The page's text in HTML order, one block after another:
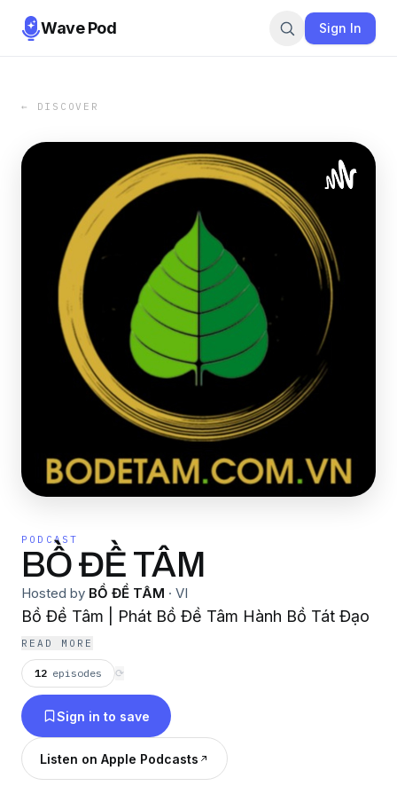
Wave Pod Sign In
← DISCOVER
PODCAST
BỒ ĐỀ TÂM
Hosted by BỒ ĐỀ TÂM · VI
Bồ Đề Tâm | Phát Bồ Đề Tâm Hành Bồ Tát Đạo
READ MORE
12 episodes ⟳
Sign in to save
Listen on Apple Podcasts